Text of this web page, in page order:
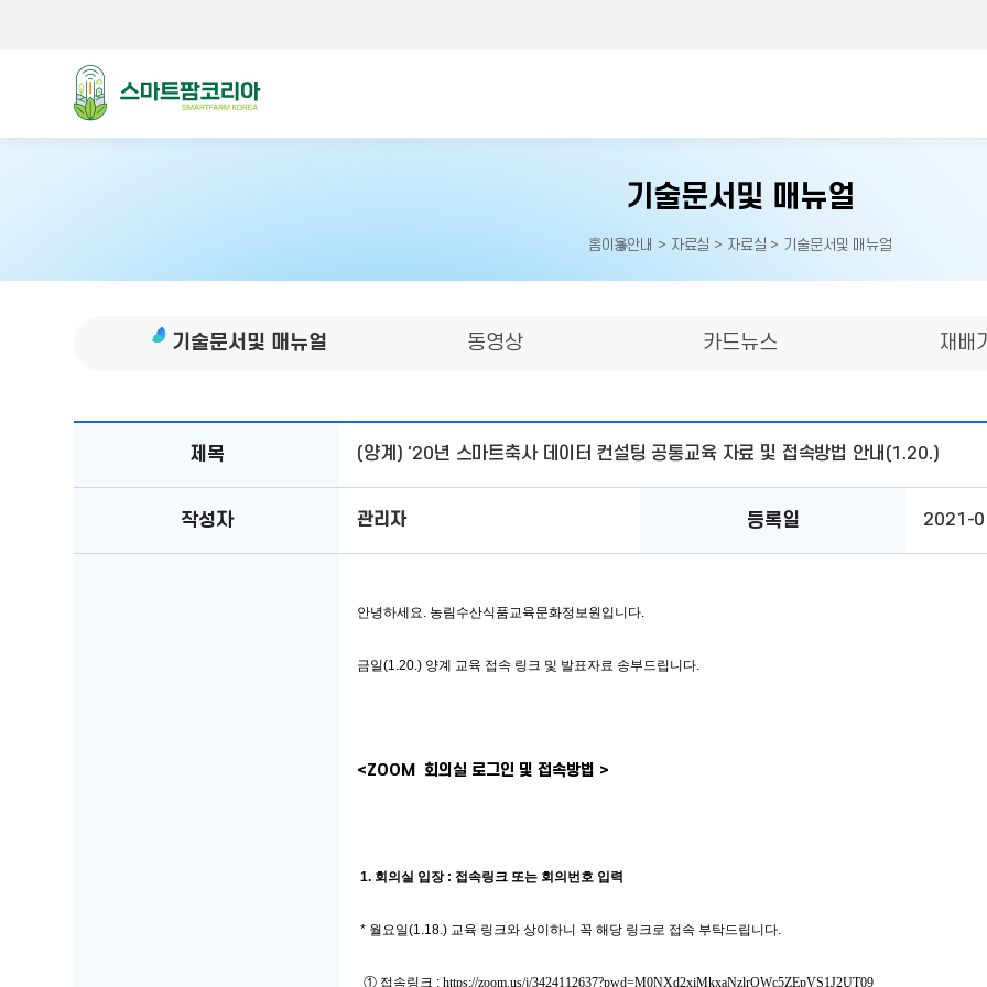
스마트팜코리아
기술문서및 매뉴얼
홈으로
홈이용안내 > 자료실 > 자료실 > 기술문서및 매뉴얼
기술문서및 매뉴얼 동영상 카드뉴스 재배
제목 (양계) '20년 스마트축사 데이터 컨설팅 공통교육 자료 및 접속방법 안내(1.20.)
작성자 관리자 등록일 2021-
안녕하세요. 농림수산식품교육문화정보원입니다.
금일(1.20.) 양계 교육 접속 링크 및 발표자료 송부드립니다.
<ZOOM  회의실 로그인 및 접속방법 >
1. 회의실 입장 : 접속링크 또는 회의번호 입력
* 월요일(1.18.) 교육 링크와 상이하니 꼭 해당 링크로 접속 부탁드립니다.
① 접속링크 : https://zoom.us/j/3424112637?pwd=M0NXd2xiMkxaNzlrQWc5ZEpVS1J2UT09